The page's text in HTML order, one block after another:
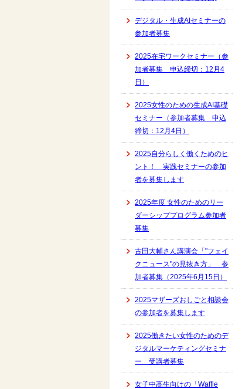
デジタル・生成AIセミナーの
参加者募集
2025在宅ワークセミナー（参
加者募集 申込締切：12月4
日）
2025女性のための生成AI基礎
セミナー（参加者募集 申込
締切：12月4日）
2025自分らしく働くためのヒ
ント！ 実践セミナーの参加
者を募集します
2025年度 女性のためのリー
ダーシッププログラム参加者
募集
古田大輔さん講演会「"フェイ
クニュース"の見抜き方」 参
加者募集（2025年6月15日）
2025マザーズおしごと相談会
の参加者を募集します
2025働きたい女性のためのデ
ジタルマーケティングセミナ
ー 受講者募集
女子中高生向けの「Waffle